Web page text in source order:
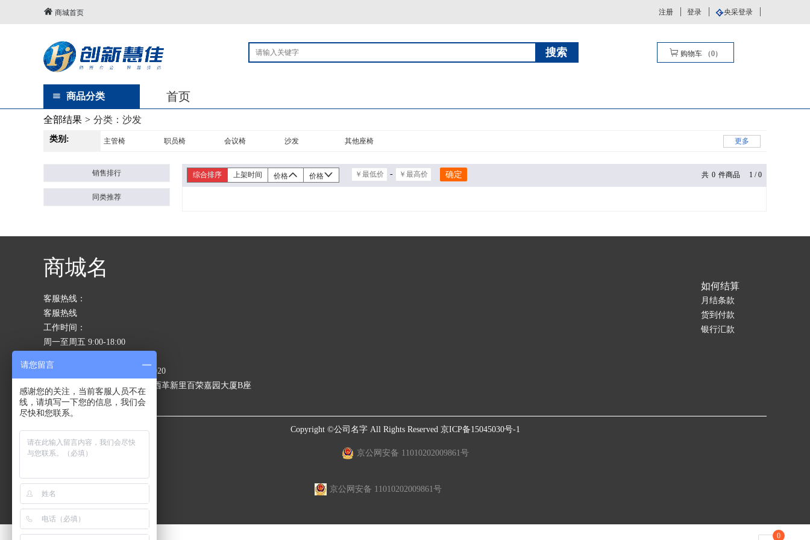
商城首页 注册 登录 央采登录
购物车 （0）
商品分类 首页
全部结果 > 分类： 沙发
类别: 主管椅 职员椅 会议椅 沙发 其他座椅 更多
销售排行
同类推荐
综合排序 上架时间 价格 价格 - 共 0 件商品 1 /0
商城名
客服热线：
客服热线
工作时间：
周一至周五 9:00-18:00
当前站点联系电话：18600862020
当前站点地址：北京市东城区西革新里百荣嘉园大厦B座
401-13
如何结算
月结条款
货到付款
银行汇款
Copyright ©公司名字 All Rights Reserved 京ICP备15045030号-1
京公网安备 11010202009861号
京公网安备 11010202009861号
0
请您留言
感谢您的关注，当前客服人员不在
线，请填写一下您的信息，我们会
尽快和您联系。